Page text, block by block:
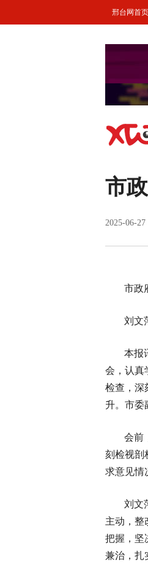
邢台网首页
市
2025-06-
市政
刘文
本报
会，认真
检查，深
升。市委
会前
刻检视剖
求意见情
刘文
主动，整
把握，坚
兼治，扎